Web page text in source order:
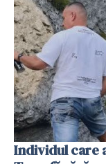
Individul care